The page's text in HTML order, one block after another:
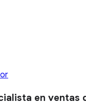
en ventas